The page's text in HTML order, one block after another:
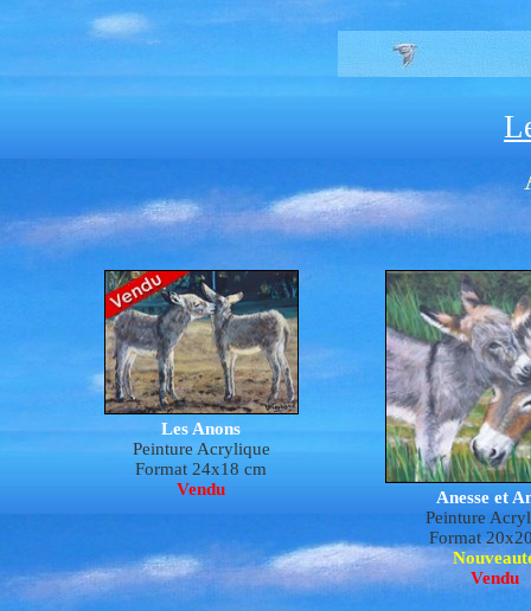
Les Anons
Peinture Acrylique
Format 24x18 cm
Vendu
Anesse et
Peinture
Format
Vendu